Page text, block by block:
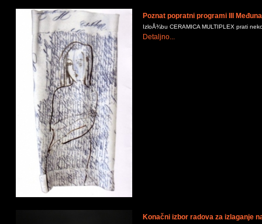
Poznat popratni programi III
IzloÅ¾bu CERAMICA MULTIPLEX prati
Detaljno...
Konačni izbor radova za izlaganje